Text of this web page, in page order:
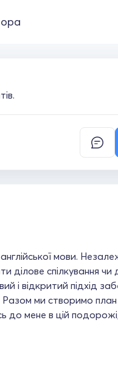
мови.
спілкування чи
і відкритий підхід
ми створимо план
до мене в цій